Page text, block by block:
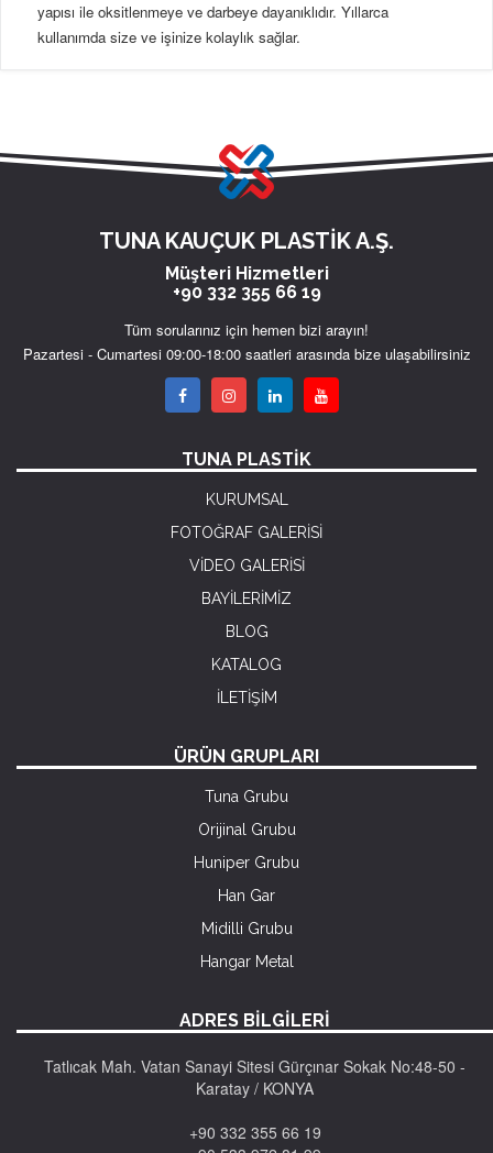
yapısı ile oksitlenmeye ve darbeye dayanıklıdır. Yıllarca
kullanımda size ve işinize kolaylık sağlar.
TUNA KAUÇUK PLASTİK A.Ş.
Müşteri Hizmetleri
+90 332 355 66 19
Tüm sorularınız için hemen bizi arayın!
Pazartesi - Cumartesi 09:00-18:00 saatleri arasında bize ulaşabilirsiniz
TUNA PLASTİK
KURUMSAL
FOTOĞRAF GALERİSİ
VİDEO GALERİSİ
BAYİLERİMİZ
BLOG
KATALOG
İLETİŞİM
ÜRÜN GRUPLARI
Tuna Grubu
Orijinal Grubu
Huniper Grubu
Han Gar
Midilli Grubu
Hangar Metal
ADRES BİLGİLERİ
Tatlıcak Mah. Vatan Sanayi Sitesi Gürçınar Sokak No:48-50 -
Karatay / KONYA
+90 332 355 66 19